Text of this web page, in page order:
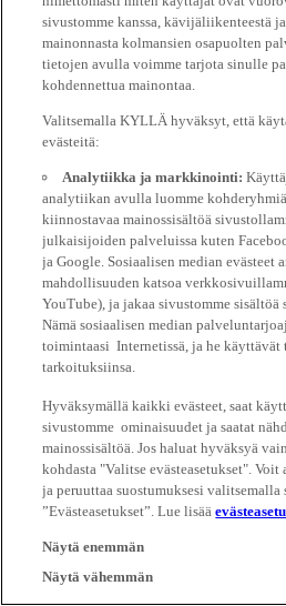
sivustomme kanssa, kävijäliikenteestä
mainonnasta kolmansien osapuolten
tietojen avulla voimme tarjota sinulle
kohdennettua mainontaa.
Valitsemalla KYLLÄ hyväksyt, että
evästeitä:
Analytiikka ja markkinointi:
analytiikan avulla luomme
kiinnostavaa mainossisältöä
julkaisijoiden palveluissa kuten
ja Google. Sosiaalisen median evästeet
mahdollisuuden katsoa
YouTube), ja jakaa sivustomme sisältöä
Nämä sosiaalisen median
toimintaasi Internetissä, ja he käyttävät
tarkoituksiinsa.
Hyväksymällä kaikki evästeet, saat
sivustomme ominaisuudet ja saatat
mainossisältöä. Jos haluat hyväksyä
kohdasta "Valitse evästeasetukset". Voit
ja peruuttaa suostumuksesi valitsemalla
”Evästeasetukset”. Lue lisää
Näytä enemmän
Näytä vähemmän